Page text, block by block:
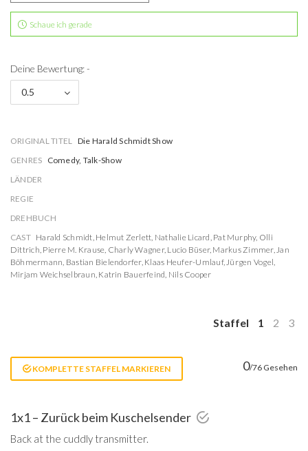
Schaue ich gerade
Deine Bewertung: -
0.5
ORIGINAL TITEL Die Harald Schmidt Show
GENRES Comedy, Talk-Show
LÄNDER
REGIE
DREHBUCH
CAST Harald Schmidt, Helmut Zerlett, Nathalie Licard, Pat Murphy, Olli
Dittrich, Pierre M. Krause, Charly Wagner, Lucio Büser, Markus Zimmer,Jan
Böhmermann, Bastian Bielendorfer, Klaas Heufer-Umlauf,Jürgen Vogel,
Mirjam Weichselbraun, Katrin Bauerfeind, Nils Cooper
Staffel 1 2 3
KOMPLETTE STAFFEL MARKIEREN 0/76 Gesehen
1x1 – Zurück beim Kuschelsender
Back at the cuddly transmitter.